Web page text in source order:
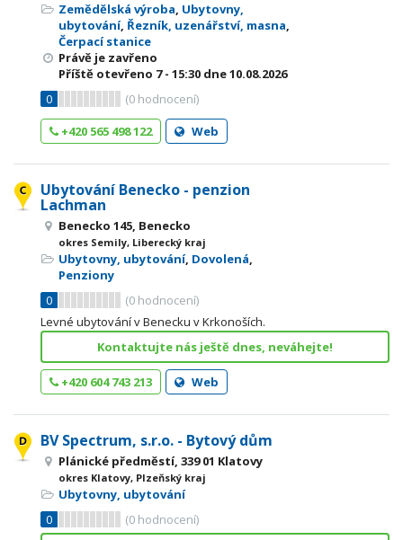
Zemědělská výroba, Ubytovny,
ubytování, Řezník, uzenářství, masna,
Čerpací stanice
Právě je zavřeno
Příště otevřeno 7 - 15:30 dne 10.08.2026
0
(0 hodnocení)
+420 565 498 122
Web
Ubytování Benecko - penzion
Lachman
Benecko 145, Benecko
okres Semily, Liberecký kraj
Ubytovny, ubytování, Dovolená,
Penziony
0
(0 hodnocení)
Levné ubytování v Benecku v Krkonoších.
Kontaktujte nás ještě dnes, neváhejte!
+420 604 743 213 Web
BV Spectrum, s.r.o. - Bytový dům
Plánické předměstí, 339 01 Klatovy
okres Klatovy, Plzeňský kraj
Ubytovny, ubytování
0
(0 hodnocení)